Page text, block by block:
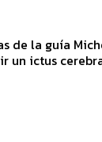
Fernando
un ictus